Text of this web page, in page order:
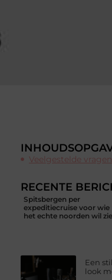
Veelgestelde vragen
RECENTE
Spitsbergen per
expeditiecruise voor wie
het echte noorden wil
Een
look